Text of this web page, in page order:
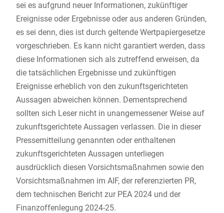
sei es aufgrund neuer Informationen, zukünftiger
Ereignisse oder Ergebnisse oder aus anderen Gründen,
es sei denn, dies ist durch geltende Wertpapiergesetze
vorgeschrieben. Es kann nicht garantiert werden, dass
diese Informationen sich als zutreffend erweisen, da
die tatsächlichen Ergebnisse und zukünftigen
Ereignisse erheblich von den zukunftsgerichteten
Aussagen abweichen können. Dementsprechend
sollten sich Leser nicht in unangemessener Weise auf
zukunftsgerichtete Aussagen verlassen. Die in dieser
Pressemitteilung genannten oder enthaltenen
zukunftsgerichteten Aussagen unterliegen
ausdrücklich diesen Vorsichtsmaßnahmen sowie den
Vorsichtsmaßnahmen im AIF, der referenzierten PR,
dem technischen Bericht zur PEA 2024 und der
Finanzoffenlegung 2024-25.